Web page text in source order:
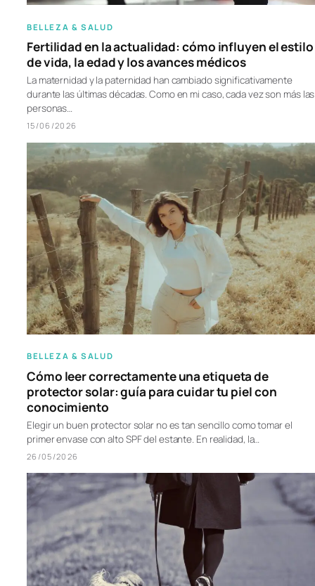
BELLEZA & SALUD
Fertilidad en la actualidad: cómo influyen el estilo
de vida, la edad y los avances médicos
La maternidad y la paternidad han cambiado significativamente
durante las últimas décadas. Como en mi caso, cada vez son más las
personas…
15/06/2026
BELLEZA & SALUD
Cómo leer correctamente una etiqueta de
protector solar: guía para cuidar tu piel con
conocimiento
Elegir un buen protector solar no es tan sencillo como tomar el
primer envase con alto SPF del estante. En realidad, la…
26/05/2026